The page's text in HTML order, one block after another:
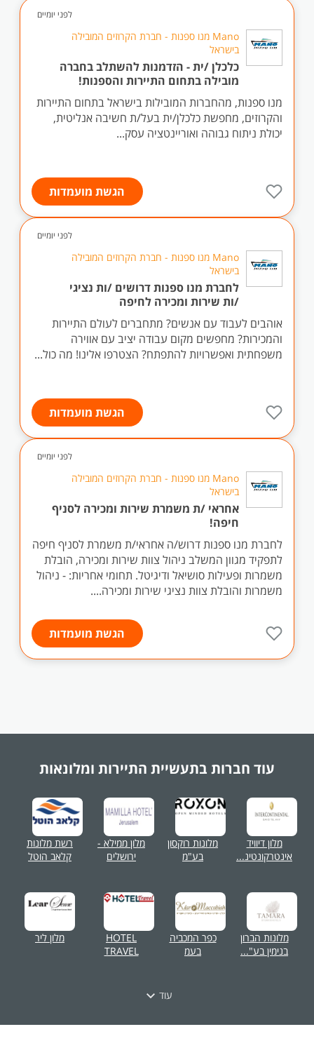
לפני יומיים
Mano מנו ספנות - חברת הקרוזים המובילה
בישראל
כלכלן /ית - הזדמנות להשתלב בחברה
מובילה בתחום התיירות והספנות!
מנו ספנות, מהחברות המובילות בישראל בתחום התיירות
והקרוזים, מחפשת כלכלן/ית בעל/ת חשיבה אנליטית,
יכולת ניתוח גבוהה ואוריינטציה עסק...
הגשת מועמדות
לפני יומיים
Mano מנו ספנות - חברת הקרוזים המובילה
בישראל
לחברת מנו ספנות דרושים /ות נציגי
/ות שירות ומכירה לחיפה
אוהבים לעבוד עם אנשים? מתחברים לעולם התיירות
והמכירות? מחפשים מקום עבודה יציב עם אווירה
משפחתית ואפשרויות להתפתח? הצטרפו אלינו! מה כול...
הגשת מועמדות
לפני יומיים
Mano מנו ספנות - חברת הקרוזים המובילה
בישראל
אחראי /ת משמרת שירות ומכירה לסניף
חיפה!
לחברת מנו ספנות דרוש/ה אחראי/ת משמרת לסניף חיפה
לתפקיד מגוון המשלב ניהול צוות שירות ומכירה, הובלת
משמרות ופעילות סושיאל ודיגיטל. תחומי אחריות: - ניהול
משמרות והובלת צוות נציגי שירות ומכירה....
הגשת מועמדות
עוד חברות בתעשיית התיירות ומלונאות
מלון דיוויד
אינטרקונטינ...
מלונות רוקסון
בע"מ
מלון ממילא -
ירושלים
רשת מלונות
קלאב הוטל
מלונות הברון
בנימין בע"...
כפר המכביה
בעמ
HOTEL
TRAVEL
מלון ליר
עוד